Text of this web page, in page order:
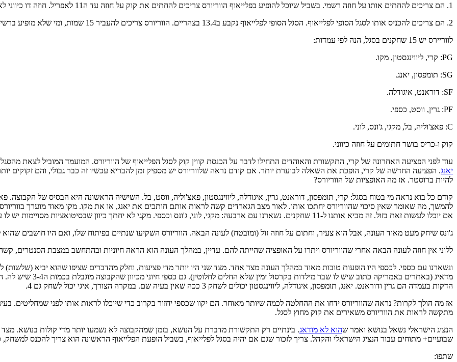
1. הם צריכים להחתים אותו על חוזה רשמי. בשביל שיוכל להופיע בפלייאוף הווריורס צריכים להחתים את קוק על חוזה עד ה11 לאפריל. חוזה דו כיווני לא מספיק.
2. הם צריכים להכניס אותו לסגל הסופי לפלייאוף. הסגל הסופי לפלייאוף נקבע ב13.4 בצהריים. הווריורס צריכים להעביר 15 שמות, ומי שלא מופיע ברשימה לא יוכל לשחק בפלייאוף.
לווריירס יש 15 שחקנים בסגל, הנה לפי עמדות:
PG: קרי, ליווינגסטון, מקו.
SG: תומפסון, יאנג.
SF: דוראנט, איגודלה.
PF: גרין, ווסט, כספי.
C: פאצ'וליה, בל, מקגי, ג'ונס, לוני.
קוק ו-כריס בושר חתומים על חוזה כיווני.
עוד לפני הפציעה האחרונה של קרי, התקשורת והאוהדים התחילו לדבר על הכנסת קווין קוק לסגל הפלייאוף של הווריורס. המועמד המוביל לצאת
יאנג. הפציעה החדשה של קרי, הופכת את השאלה לבוערת יותר. אם קודם נראה שלווריורס יש מספיק זמן להבריא עכשיו זה כבר גבולי, והם זקוקים
להיות ברוסטר. אז מה האופציות של הווריורס?
קודם כל בוא נראה מי בטוח בסגל: קרי, תומפסון, דוראנט, גרין, איגודלה, ליווינגסטון, פאצ'וליה, ווסט, בל. השישיה הראשונה היא הבסיס של הקבוצה.
להמשך, מה שאומר שאין סיכוי שהווריורס יחתכו אותו. לאור מצב הגארדים קשה לראות אותם חותכים את יאנג, או את מקו. מקו מאוד מוערך
אם יוכלו לעשות זאת בזול. זה מביא אותנו ל-11 שחקנים. נשארנו עם ארבעה: מקגי, לוני, ג'ונס וכספי. מקגי לא יחתך כיוון שבסיטואציות מסויימות יש לו ערך מאוד גבוה.
ג'ונס שיחק מעט מאוד העונה, אבל הוא צעיר, וחתום על חוזה זול (ומובטח) לעונה הבאה. הווריורס השקיעו שנתיים בפיתוח שלו, ואם היו חושבים
ללוני אין חוזה לעונה הבאה אחרי שהווריורס ויתרו על האופציה שהייתה להם. עדיין, במהלך העונה הוא הראה חיוניות ובהתחשב במצבת הסנטרים,
ונשארנו עם כספי. לכספי היו הופעות טובות מאוד במהלך העונה מצד אחד. מצד שני היו יותר מדי פציעות, וחלק מהדברים שציפו שהוא יביא
הדקות בעמדה הם גרין ודוראנט. יאנג, תומפסון, איגודלה, ליווינגסטון יכולים לשחק 3 ככה שאין בעיה שם. במקרה הצורך, איגי יכול לשחק גם 4.
אז מה הולך לקרות? נראה שהווריורס ידחו את ההחלטה לכמה שיותר מאוחר. הם יקוו שכספי יחזור בקרוב כדי שיוכלו לראות אותו לפני שמחליטים.
מתקשה לראות את הווריורס משאירים את קוק מחוץ לסגל.
הנציג הישראלי נשאל בנושא ואמר שהוא לא מודאג. בינתיים רק התקשורת מדברת על הנושא, בזמן שמהקבוצה לא נשמעו יותר מדי קולות בנושא.
שבועיים+ מתוחים עבור הנציג הישראלי והקהל. צריך לזכור שגם אם יהיה בסגל לפלייאוף, בשביל הופעת הפלייאוף הראשונה הוא צריך להכנס
שתפו: